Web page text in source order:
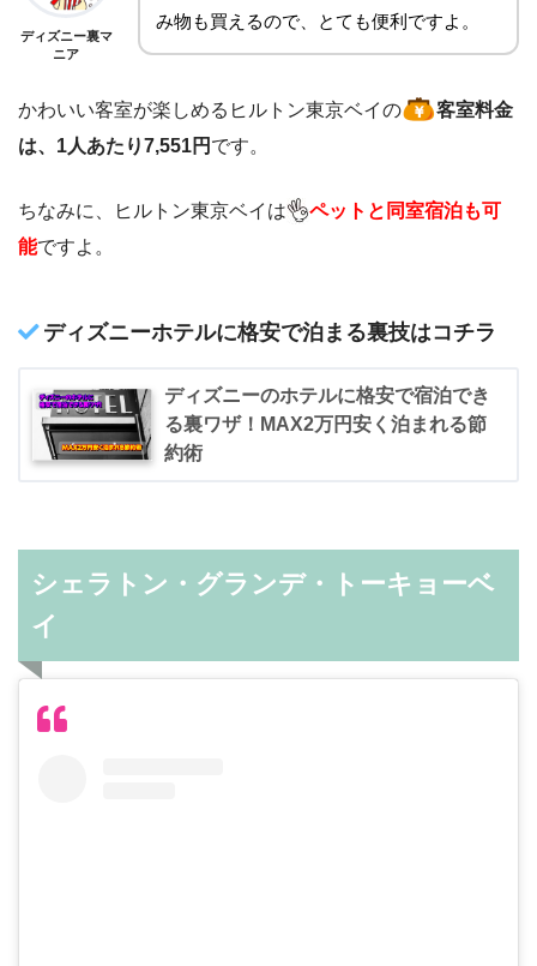
ディズニー裏マ
ニア
み物も買えるので、とても便利ですよ。
かわいい客室が楽しめるヒルトン東京ベイの
客室料金
は、1人あたり7,551円 です。
ちなみに、ヒルトン東京ベイは
ペットと同室宿泊も可
能ですよ。
ディズニーホテルに格安で泊まる裏技はコチラ
ディズニーのホテルに格安で宿泊でき
る裏ワザ！MAX2万円安く泊まれる節
約術
シェラトン・グランデ・トーキョーベ
イ